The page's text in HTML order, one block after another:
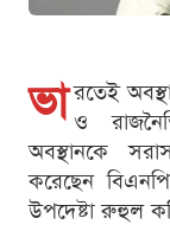
ভা রতেই
ও
অবস্থানকে
করেছেন
উপদেষ্টা রুহুল